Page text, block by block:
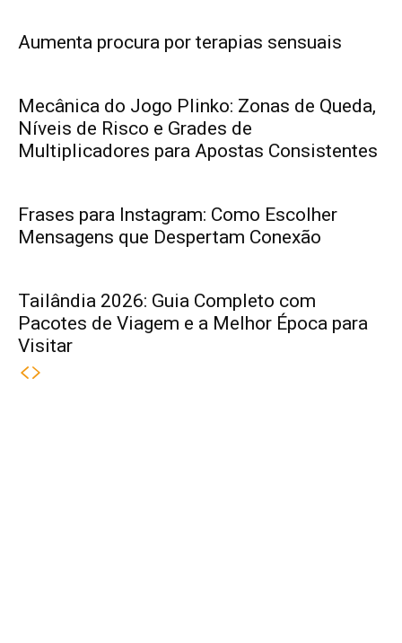
Aumenta procura por terapias sensuais
Mecânica do Jogo Plinko: Zonas de Queda,
Níveis de Risco e Grades de
Multiplicadores para Apostas Consistentes
Frases para Instagram: Como Escolher
Mensagens que Despertam Conexão
Tailândia 2026: Guia Completo com
Pacotes de Viagem e a Melhor Época para
Visitar